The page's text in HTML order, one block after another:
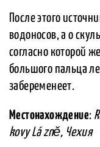
После этого
водоносов, а о
согласно которой
большого пальца
забеременеет.
Местонахождение:
kovy Lá zně, Чехия